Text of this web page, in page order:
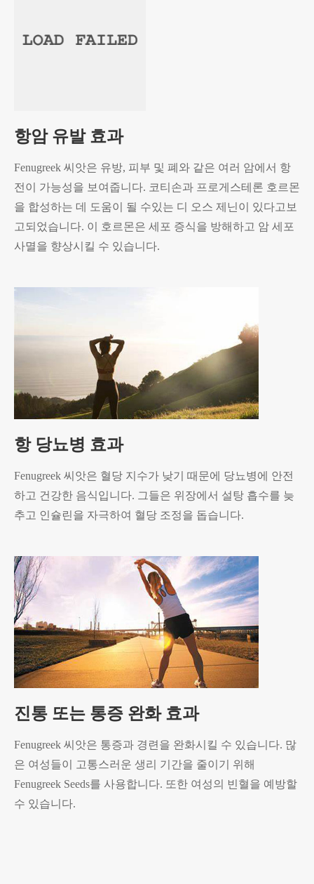
항암 유발 효과
Fenugreek 씨앗은 유방, 피부 및 폐와 같은 여러 암에서 항
전이 가능성을 보여줍니다. 코티손과 프로게스테론 호르몬
을 합성하는 데 도움이 될 수있는 디 오스 제닌이 있다고보
고되었습니다. 이 호르몬은 세포 증식을 방해하고 암 세포
사멸을 향상시킬 수 있습니다.
항 당뇨병 효과
Fenugreek 씨앗은 혈당 지수가 낮기 때문에 당뇨병에 안전
하고 건강한 음식입니다. 그들은 위장에서 설탕 흡수를 늦
추고 인슐린을 자극하여 혈당 조정을 돕습니다.
진통 또는 통증 완화 효과
Fenugreek 씨앗은 통증과 경련을 완화시킬 수 있습니다. 많
은 여성들이 고통스러운 생리 기간을 줄이기 위해
Fenugreek Seeds를 사용합니다. 또한 여성의 빈혈을 예방할
수 있습니다.